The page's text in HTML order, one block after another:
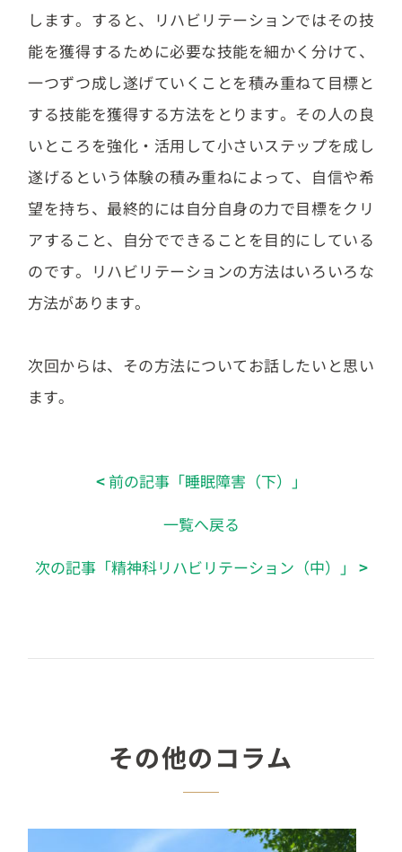
します。すると、リハビリテーションではその技
能を獲得するために必要な技能を細かく分けて、
一つずつ成し遂げていくことを積み重ねて目標と
する技能を獲得する方法をとります。その人の良
いところを強化・活用して小さいステップを成し
遂げるという体験の積み重ねによって、自信や希
望を持ち、最終的には自分自身の力で目標をクリ
アすること、自分でできることを目的にしている
のです。リハビリテーションの方法はいろいろな
方法があります。
次回からは、その方法についてお話したいと思い
ます｡
< 前の記事「睡眠障害（下）」
一覧へ戻る
次の記事「精神科リハビリテーション（中）」 >
その他のコラム